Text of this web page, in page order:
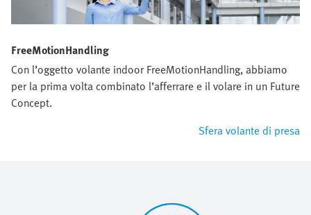
FreeMotionHandling
Con l’oggetto volante indoor FreeMotionHandling, abbiamo
per la prima volta combinato l’afferrare e il volare in un Future
Concept.
Sfera volante di presa